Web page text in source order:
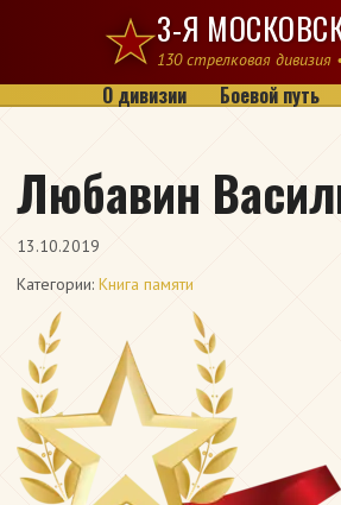
Перейти к содержимому
3-Я
130 стрелковая дивизия
О дивизии Боевой путь
Любавин
13.10.2019
Категории: Книга памяти